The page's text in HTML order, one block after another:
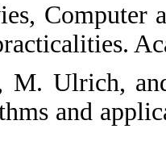
6. E. R.
algorithms,
7. C. Steger,
vision